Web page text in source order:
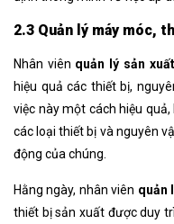
2.3 Quản lý máy móc,
Nhân viên quản lý sản xuất
hiệu quả các thiết bị,
việc này một cách hiệu
các loại thiết bị và nguyên
động của chúng.
Hằng ngày, nhân viên quản
thiết bị sản xuất được duy